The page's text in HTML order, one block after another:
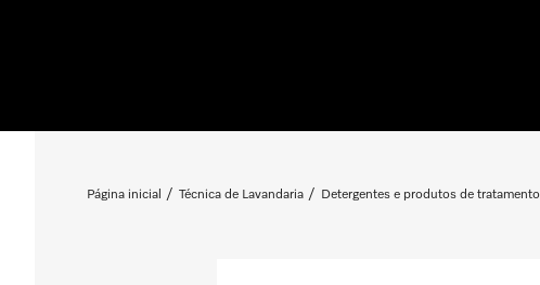
Página inicial Técnica de Lavandaria Detergentes e produtos de tratamento